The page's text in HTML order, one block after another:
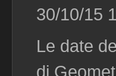
30/10/15
Le date
di